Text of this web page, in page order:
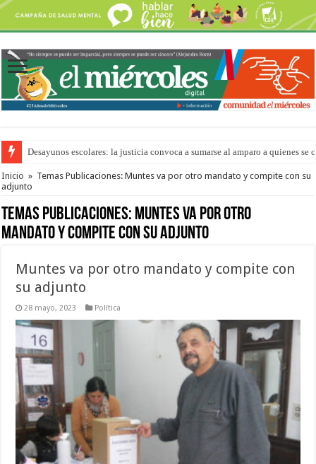
Desayunos escolares: la justicia convoca a sumarse al amparo a quienes se
“La Feria en tu Barrio” para agostocon sus días y horarios
Inicio » Temas Publicaciones: Muntes va por otro mandato y compite con su
adjunto
Temas Publicaciones: Muntes va por otro
mandato y compite con su adjunto
Muntes va por otro mandato y compite con
su adjunto
28 mayo, 2023 Política